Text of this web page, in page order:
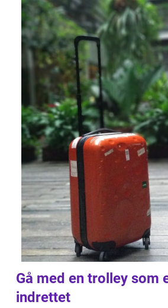
Gå med en trolley som
indrettet